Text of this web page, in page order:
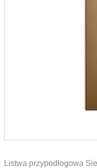
Listwa przypodłogowa